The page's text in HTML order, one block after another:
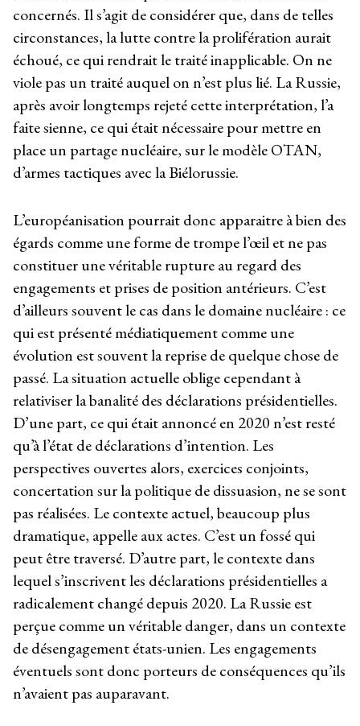
concernés. Il s’agit de considérer que, dans de telles
circonstances, la lutte contre la prolifération aurait
échoué, ce qui rendrait le traité inapplicable. On ne
viole pas un traité auquel on n’est plus lié. La Russie,
après avoir longtemps rejeté cette interprétation, l’a
faite sienne, ce qui était nécessaire pour mettre en
place un partage nucléaire, sur le modèle OTAN,
d’armes tactiques avec la Biélorussie.
L’européanisation pourrait donc apparaitre à bien des
égards comme une forme de trompe l’œil et ne pas
constituer une véritable rupture au regard des
engagements et prises de position antérieurs. C’est
d’ailleurs souvent le cas dans le domaine nucléaire : ce
qui est présenté médiatiquement comme une
évolution est souvent la reprise de quelque chose de
passé. La situation actuelle oblige cependant à
relativiser la banalité des déclarations présidentielles.
D’une part, ce qui était annoncé en 2020 n’est resté
qu’à l’état de déclarations d’intention. Les
perspectives ouvertes alors, exercices conjoints,
concertation sur la politique de dissuasion, ne se sont
pas réalisées. Le contexte actuel, beaucoup plus
dramatique, appelle aux actes. C’est un fossé qui
peut être traversé. D’autre part, le contexte dans
lequel s’inscrivent les déclarations présidentielles a
radicalement changé depuis 2020. La Russie est
perçue comme un véritable danger, dans un contexte
de désengagement états-unien. Les engagements
éventuels sont donc porteurs de conséquences qu’ils
n’avaient pas auparavant.